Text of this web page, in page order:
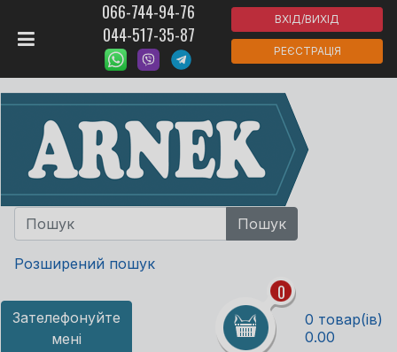
066-744-94-76
044-517-35-87
ВХІД/ВИХІД
РЕЄСТРАЦІЯ
Розширений пошук
Зателефонуйте
мені
0
0 товар(ів)
0.00